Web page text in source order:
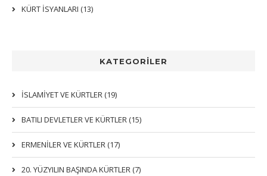
KATEGORİLER
İSLAMIYET VE KÜRTLER (19)
BATILI DEVLETLER VE KÜRTLER (15)
ERMENİLER VE KÜRTLER (17)
20. YÜZYILIN BAŞINDA KÜRTLER (7)
KÜRT İSYANLARI (13)